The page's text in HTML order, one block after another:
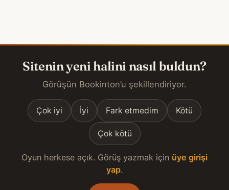
Sitenin yeni halini nasıl buldun?
Görüşün Bookinton’u şekillendiriyor.
Çok iyi İyi Fark etmedim Kötü
Çok kötü
Oyun herkese açık. Görüş yazmak için üye girişi
yap.